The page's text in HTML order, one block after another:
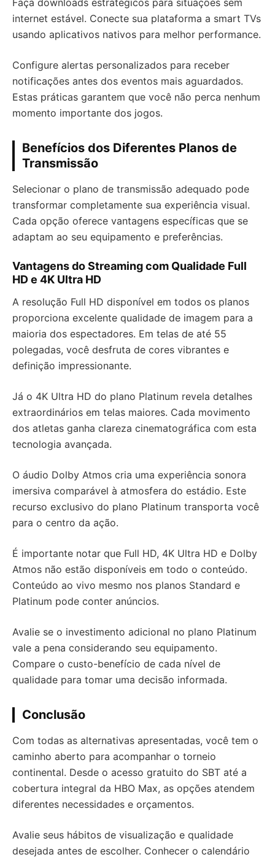
Faça downloads estratégicos para situações sem
internet estável. Conecte sua plataforma a smart TVs
usando aplicativos nativos para melhor performance.
Configure alertas personalizados para receber
notificações antes dos eventos mais aguardados.
Estas práticas garantem que você não perca nenhum
momento importante dos jogos.
Benefícios dos Diferentes Planos de
Transmissão
Selecionar o plano de transmissão adequado pode
transformar completamente sua experiência visual.
Cada opção oferece vantagens específicas que se
adaptam ao seu equipamento e preferências.
Vantagens do Streaming com Qualidade Full
HD e 4K Ultra HD
A resolução Full HD disponível em todos os planos
proporciona excelente qualidade de imagem para a
maioria dos espectadores. Em telas de até 55
polegadas, você desfruta de cores vibrantes e
definição impressionante.
Já o 4K Ultra HD do plano Platinum revela detalhes
extraordinários em telas maiores. Cada movimento
dos atletas ganha clareza cinematográfica com esta
tecnologia avançada.
O áudio Dolby Atmos cria uma experiência sonora
imersiva comparável à atmosfera do estádio. Este
recurso exclusivo do plano Platinum transporta você
para o centro da ação.
É importante notar que Full HD, 4K Ultra HD e Dolby
Atmos não estão disponíveis em todo o conteúdo.
Conteúdo ao vivo mesmo nos planos Standard e
Platinum pode conter anúncios.
Avalie se o investimento adicional no plano Platinum
vale a pena considerando seu equipamento.
Compare o custo-benefício de cada nível de
qualidade para tomar uma decisão informada.
Conclusão
Com todas as alternativas apresentadas, você tem o
caminho aberto para acompanhar o torneio
continental. Desde o acesso gratuito do SBT até a
cobertura integral da HBO Max, as opções atendem
diferentes necessidades e orçamentos.
Avalie seus hábitos de visualização e qualidade
desejada antes de escolher. Conhecer o calendário